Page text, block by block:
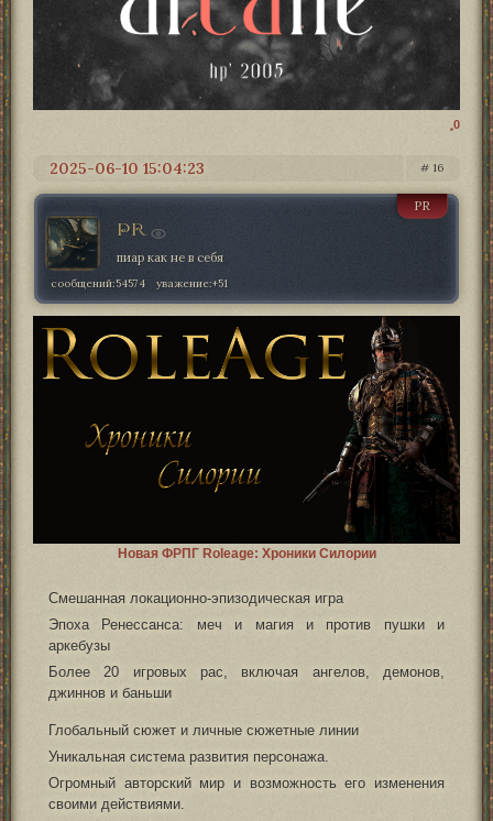
0
16
2025-06-10 15:04:23
PR
PR
пиар как не в себя
сообщений:54574 уважение:+51
Новая ФРПГ Roleage: Хроники Силории
Смешанная локационно-эпизодическая игра
Эпоха Ренессанса: меч и магия и против пушки и
аркебузы
Более 20 игровых рас, включая ангелов, демонов,
джиннов и баньши
Глобальный сюжет и личные сюжетные линии
Уникальная система развития персонажа.
Огромный авторский мир и возможность его изменения
своими действиями.